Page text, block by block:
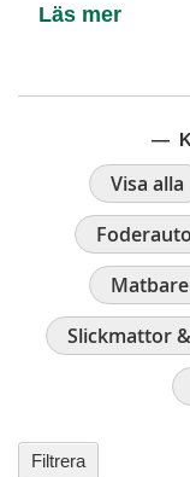
Läs mer
—
Visa alla
Slickmattor
Filtrera